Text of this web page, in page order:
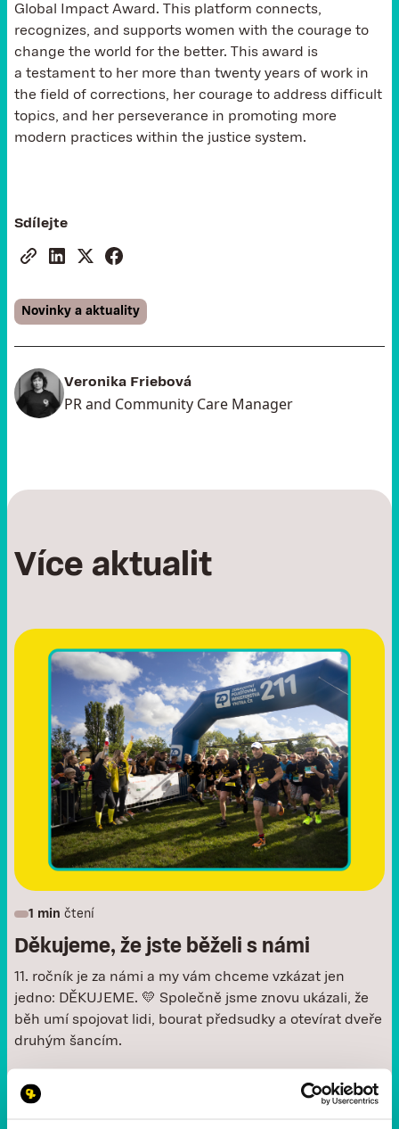
Global Impact Award. This platform connects,
recognizes, and supports women with the courage to
change the world for the better. This award is
a testament to her more than twenty years of work in
the field of corrections, her courage to address difficult
topics, and her perseverance in promoting more
modern practices within the justice system.
Sdílejte
Novinky a aktuality
Veronika Friebová
PR and Community Care Manager
Více aktualit
1 min čtení
Děkujeme, že jste běželi s námi
11. ročník je za námi a my vám chceme vzkázat jen
jedno: DĚKUJEME. 💛 Společně jsme znovu ukázali, že
běh umí spojovat lidi, bourat předsudky a otevírat dveře
druhým šancím.